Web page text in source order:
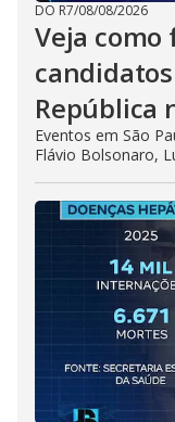
DO R7/08/08/2026
Veja como
República
Eventos em São
Flávio Bolsonaro,